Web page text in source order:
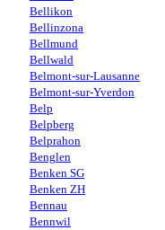
Bellikon
Bellinzona
Bellmund
Bellwald
Belmont-sur-Lausanne
Belmont-sur-Yverdon
Belp
Belpberg
Belprahon
Benglen
Benken SG
Benken ZH
Bennau
Bennwil